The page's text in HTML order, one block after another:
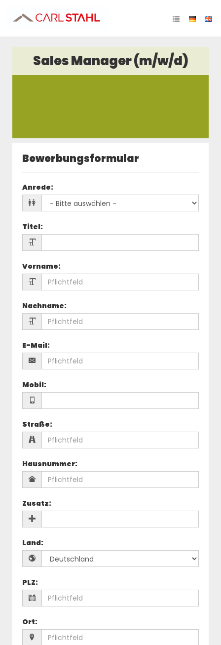
Sales Manager (m/w/d)
Bewerbungsformular
Anrede:
Titel:
Vorname:
Nachname:
E-Mail:
Mobil:
Straße:
Hausnummer:
Zusatz:
Land:
PLZ:
Ort: